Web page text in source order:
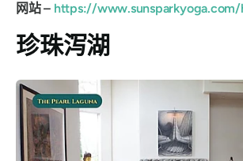
网站 – https://www.sunsparkyoga.com/
珍珠泻湖